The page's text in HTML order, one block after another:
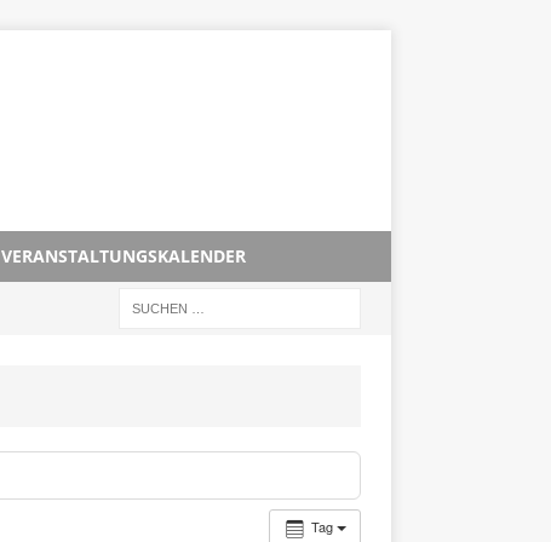
VERANSTALTUNGSKALENDER
Tag